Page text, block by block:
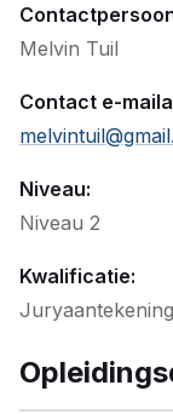
Melvin Tuil
Contact e-
Niveau:
Niveau 2
Kwalificatie:
Juryaantekening